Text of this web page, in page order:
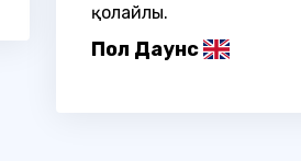
қолайлы.
Пол Даунс